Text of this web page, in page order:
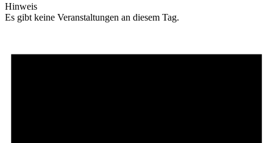
Hinweis
Es gibt keine Veranstaltungen an diesem Tag.